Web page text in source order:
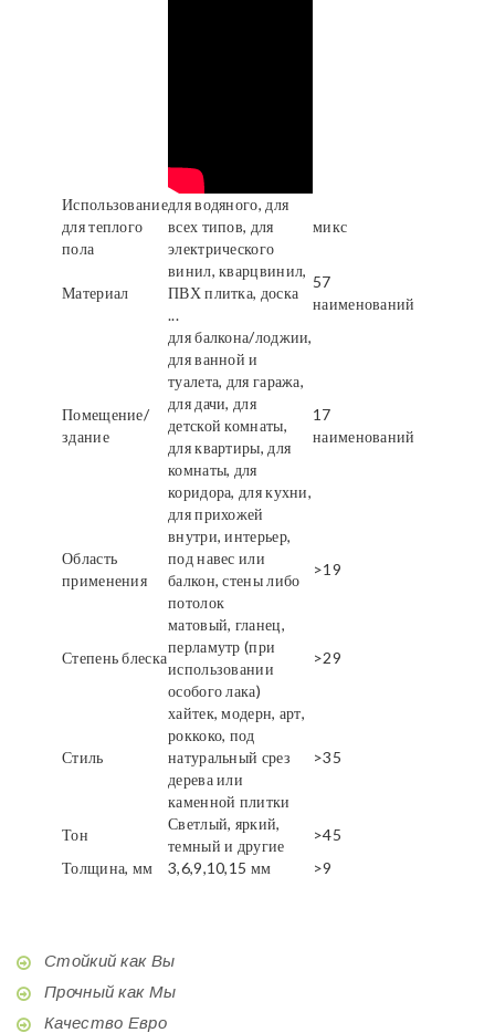
Использование
для теплого
пола
для водяного, для
всех типов, для
электрического
микс
Материал
винил, кварцвинил,
ПВХ плитка, доска
...
57
наименований
Помещение/
здание
для балкона/лоджии,
для ванной и
туалета, для гаража,
для дачи, для
детской комнаты,
для квартиры, для
комнаты, для
коридора, для кухни,
для прихожей
17
наименований
Область
применения
внутри, интерьер,
под навес или
балкон, стены либо
потолок
>19
Степень блеска
матовый, гланец,
перламутр (при
использовании
особого лака)
>29
Стиль
хайтек, модерн, арт,
роккоко, под
натуральный срез
дерева или
каменной плитки
>35
Тон
Светлый, яркий,
темный и другие
>45
Толщина, мм
3,6,9,10,15 мм >9
Стойкий как Вы
Прочный как Мы
Качество Евро